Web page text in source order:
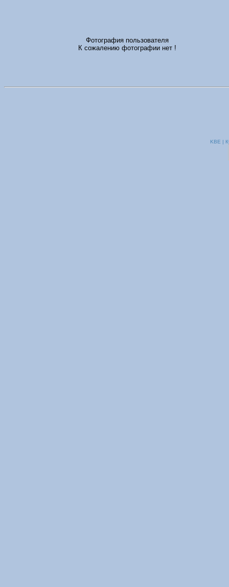
Фотография пользователя
К сожалению фотографии нет !
KBE |